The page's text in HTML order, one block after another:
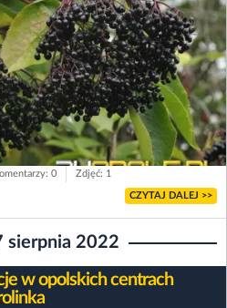
0 Zdjęć: 1
CZYTAJ DALEJ >>
sierpnia 2022
w opolskich centrach